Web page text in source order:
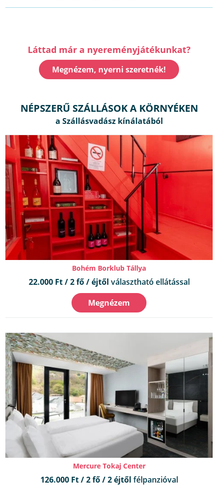
Láttad már a nyereményjátékunkat?
Megnézem, nyerni szeretnék!
NÉPSZERŰ SZÁLLÁSOK A KÖRNYÉKEN
Bohém Borklub Tállya
22.000 Ft / 2 fő / éjtől választható ellátással
Megnézem
Mercure Tokaj Center
126.000 Ft / 2 fő / 2 éjtől félpanzióval